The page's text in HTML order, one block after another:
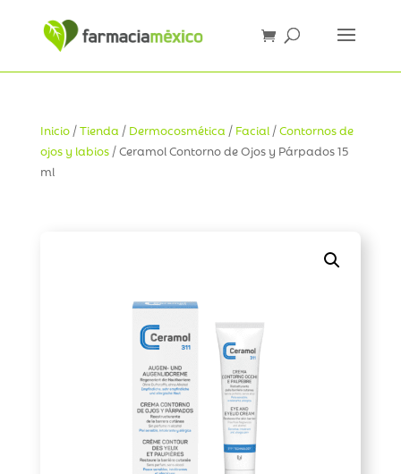
Inicio/Tienda / Dermocosmética / Facial/Contornos de
ojos y labios/ Ceramol Contorno de Ojos y Párpados 15
ml